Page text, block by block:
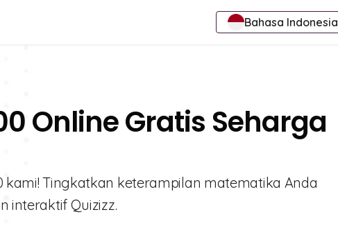
Bahasa Indonesia
Online Gratis Seharga
kami! Tingkatkan keterampilan matematika Anda
interaktif Quizizz.